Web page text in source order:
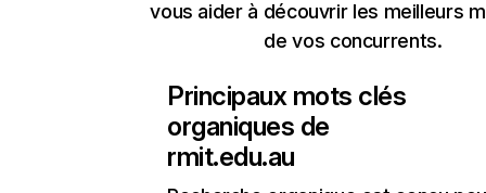
vous aider à découvrir les meilleurs
de vos concurrents.
Principaux mots clés
organiques de
rmit.edu.au